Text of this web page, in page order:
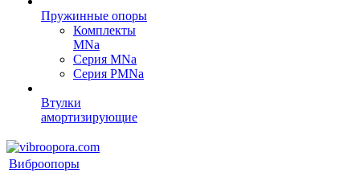
Пружинные опоры
Комплекты
MNa
Серия MNa
Серия PMNa
Втулки
амортизирующие
Виброопоры